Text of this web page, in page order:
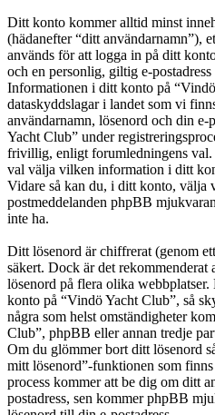
Ditt konto kommer alltid minst
(hädanefter “ditt användarnamn”),
används för att logga in på ditt
och en personlig, giltig e-
Informationen i ditt konto på
dataskyddslagar i landet som vi
användarnamn, lösenord och din e-
Yacht Club” under
frivillig, enligt forumledningens
val välja vilken information i ditt
Vidare så kan du, i ditt konto, välja
postmeddelanden phpBB
inte ha.
Ditt lösenord är chiffrerat (genom
säkert. Dock är det rekommenderat
lösenord på flera olika
konto på “Vindö Yacht Club”, så
några som helst omständigheter
Club”, phpBB eller annan tredje
Om du glömmer bort ditt lösenord
mitt lösenord”-funktionen som
process kommer att be dig om ditt
postadress, sen kommer phpBB